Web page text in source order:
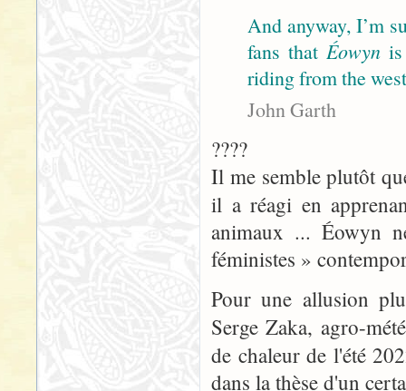
And anyway, I’m
fans that Éowyn
riding from the
John Garth
????
Il me semble plutôt
il a réagi en
animaux ... Éowyn
féministes »
Pour une allusion
Serge Zaka, agro-
de chaleur de l'été
dans la thèse d'un